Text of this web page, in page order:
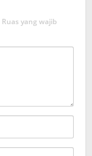
Ruas yang wajib